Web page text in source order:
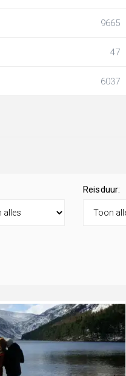
9665
47
6037
Reisduur: